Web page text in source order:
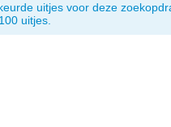
uitjes voor deze
uitjes.